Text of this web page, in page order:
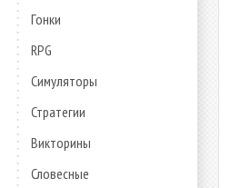
Гонки
RPG
Симуляторы
Стратегии
Викторины
Словесные